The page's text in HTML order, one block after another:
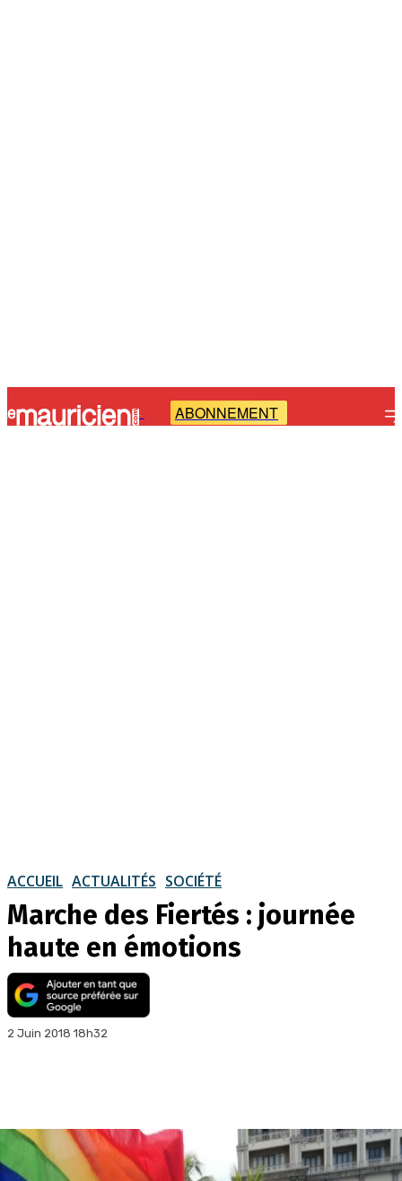
- ABONNEMENT
ACCUEIL ACTUALITÉS SOCIÉTÉ
Marche des Fiertés : journée
haute en émotions
2 Juin 2018 18h32